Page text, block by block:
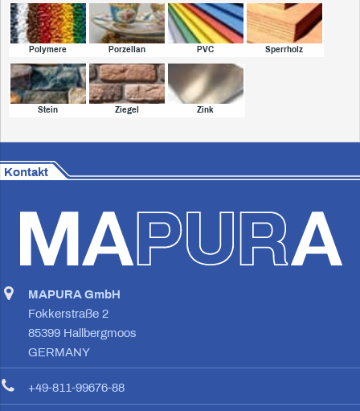
Polymere Porzellan PVC Sperrholz
Stein Ziegel Zink
Kontakt
MAPURA GmbH
Fokkerstraße 2
85399 Hallbergmoos
GERMANY
+49-811-99676-88